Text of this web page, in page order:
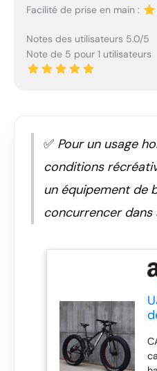
Facilité de prise en main :
Notes des utilisateurs 5.0/5
Note de 5 pour 1 utilisateurs
✅ Pour un usage
conditions
un équipement de
concurrencer dans